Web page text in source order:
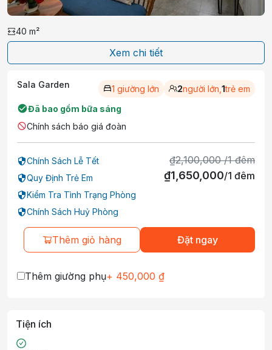
40 m²
Xem chi tiết
Sala Garden 1 giường lớn 2người lớn, 1trẻ em
Đã bao gồm bữa sáng
Chính sách báo giá đoàn
Chính Sách Lễ Tết
Quy Định Trẻ Em
Kiểm Tra Tình Trạng Phòng
Chính Sách Huỷ Phòng
₫2,100,000 /1 đêm
₫1,650,000/1 đêm
Thêm giỏ hàng Đặt ngay
Thêm giường phụ+ 450,000 ₫
Tiện ích